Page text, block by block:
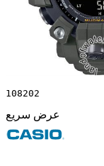
108202
عرض سريع